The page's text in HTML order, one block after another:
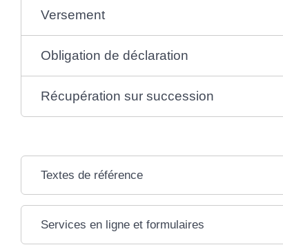
Versement
Obligation de déclaration
Récupération sur succession
Textes de référence
Services en ligne et formulaires